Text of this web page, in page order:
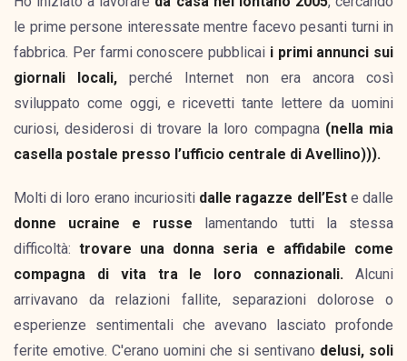
le prime persone interessate mentre facevo pesanti turni in
fabbrica. Per farmi conoscere pubblicai i primi annunci sui
giornali locali, perché Internet non era ancora così
sviluppato come oggi, e ricevetti tante lettere da uomini
curiosi, desiderosi di trovare la loro compagna (nella mia
casella postale presso l’ufficio centrale di Avellino))).
Molti di loro erano incuriositi dalle ragazze dell’Este dalle
donne ucraine e russe lamentando tutti la stessa
difficoltà: trovare una donna seria e affidabile come
compagna di vita tra le loro connazionali. Alcuni
arrivavano da relazioni fallite, separazioni dolorose o
esperienze sentimentali che avevano lasciato profonde
ferite emotive. C'erano uomini che si sentivano delusi, soli